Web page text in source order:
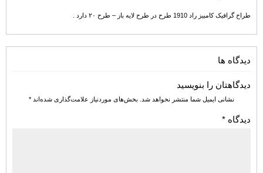
طراح گرافیک کامبیز راد 1910 طرح در طرح لایه باز – طرح ۲۰ دارد .
دیدگاه ها
دیدگاهتان را بنویسید
نشانی ایمیل شما منتشر نخواهد شد. بخش‌های موردنیاز علامت‌گذاری شده‌اند *
دیدگاه *